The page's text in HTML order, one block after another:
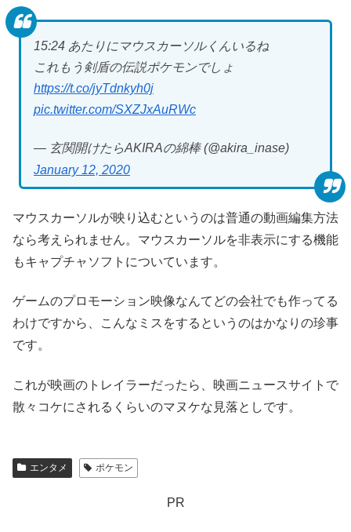
15:24 あたりにマウスカーソルくんいるね
これもう剣盾の伝説ポケモンでしょ
https://t.co/jyTdnkyh0j
pic.twitter.com/SXZJxAuRWc
— 玄関開けたらAKIRAの綿棒 (@akira_inase)
January 12, 2020
マウスカーソルが映り込むというのは普通の動画編集方法
なら考えられません。マウスカーソルを非表示にする機能
もキャプチャソフトについています。
ゲームのプロモーション映像なんてどの会社でも作ってる
わけですから、こんなミスをするというのはかなりの珍事
です。
これが映画のトレイラーだったら、映画ニュースサイトで
散々コケにされるくらいのマヌケな見落としです。
エンタメ ポケモン
PR